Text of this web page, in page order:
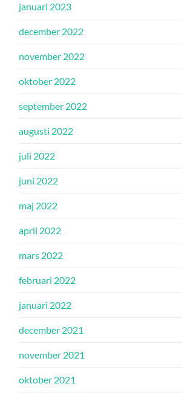
januari 2023
december 2022
november 2022
oktober 2022
september 2022
augusti 2022
juli 2022
juni 2022
maj 2022
april 2022
mars 2022
februari 2022
januari 2022
december 2021
november 2021
oktober 2021